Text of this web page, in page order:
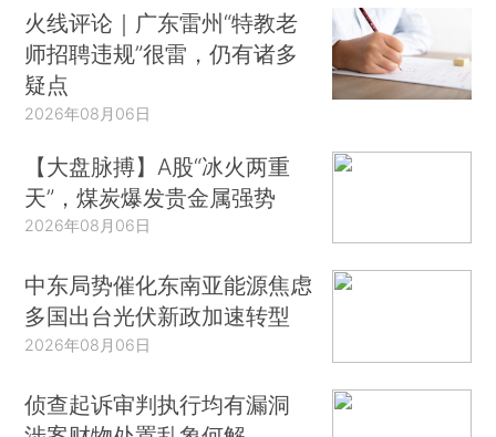
火线评论｜广东雷州“特教老
师招聘违规”很雷，仍有诸多
疑点
2026年08月06日
【大盘脉搏】A股“冰火两重
天”，煤炭爆发贵金属强势
2026年08月06日
中东局势催化东南亚能源焦虑
多国出台光伏新政加速转型
2026年08月06日
侦查起诉审判执行均有漏洞